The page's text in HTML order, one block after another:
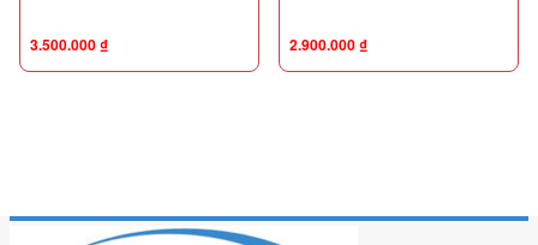
3.500.000₫ 2.900.000₫